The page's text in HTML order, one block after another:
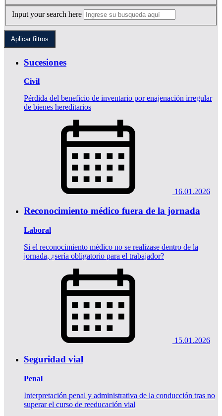
Input your search here
Sucesiones
Civil
Pérdida del beneficio de inventario por enajenación irregular
de bienes hereditarios
16.01.2026
Reconocimiento médico fuera de la jornada
Laboral
Si el reconocimiento médico no se realizase dentro de la
jornada, ¿sería obligatorio para el trabajador?
15.01.2026
Seguridad vial
Penal
Interpretación penal y administrativa de la conducción tras no
superar el curso de reeducación vial